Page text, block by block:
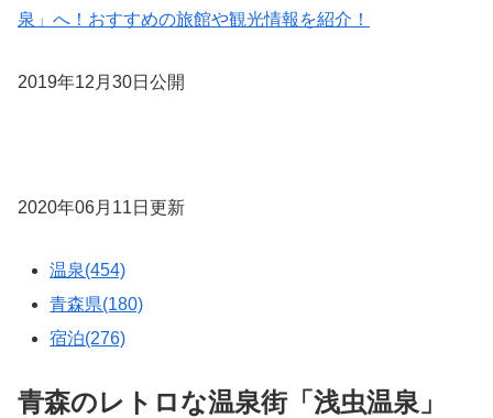
泉」へ！おすすめの旅館や観光情報を紹介！
2019年12月30日公開
2020年06月11日更新
温泉(454)
青森県(180)
宿泊(276)
青森のレトロな温泉街「浅虫温泉」